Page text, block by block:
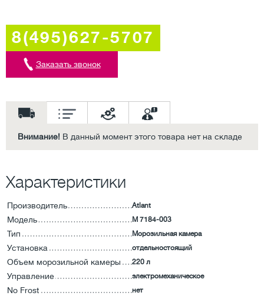
8(495)627-5707
Заказать звонок
Внимание! В данный момент этого товара нет на складе
Характеристики
Производитель Atlant
Модель M 7184-003
Тип Морозильная камера
Установка отдельностоящий
Объем морозильной камеры 220 л
Управление электромеханическое
No Frost нет